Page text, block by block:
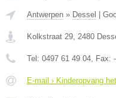
Antwerpen » Dessel
Kolkstraat 29, 2480
Tel: 0497 61 49 04, Fax: -
E-mail › Kinderopvang